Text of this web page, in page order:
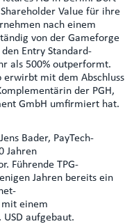
Value für ihre
nach einem
von der Gameforge
Entry Standard-
als 500% outperformt.
erwirbt mit dem Abschluss
der PGH,
GmbH umfirmiert hat.
Bader, PayTech-
Jahren
Führende TPG-
Jahren bereits ein
mit einem
aufgebaut.